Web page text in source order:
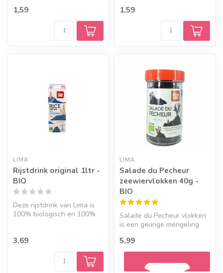
1,59 1,59
LIMA
Rijstdrink original 1ltr -
BIO
Deze rijstdrink van Lima is
100% biologisch en 100%
3,69
LIMA
Salade du Pecheur
zeewiervlokken 40g -
BIO
Salade du Pecheur vlokken
is een geurige mengeling
5,99